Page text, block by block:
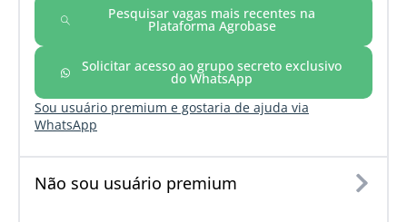
Pesquisar vagas mais recentes na
Plataforma Agrobase
Solicitar acesso ao grupo secreto exclusivo
do WhatsApp
Sou usuário premium e gostaria de ajuda via
WhatsApp
Não sou usuário premium